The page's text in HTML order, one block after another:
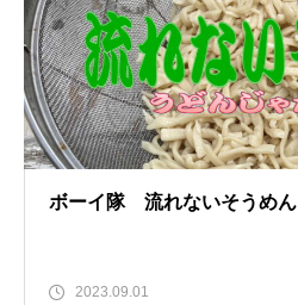
ボーイ隊 流れないそうめん
2023.09.01